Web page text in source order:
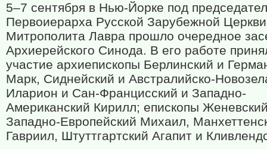
5–7 сентября в Нью-Йорке под
Первоиерарха Русской Зарубежной Церкви
Митрополита Лавра прошло очередное
Архиерейского Синода. В его работе
участие архиепископы Берлинский и
Марк, Сиднейский и Австралийско-
Иларион и Сан-Францисский и Западно-
Американский Кирилл; епископы
Западно-Европейский Михаил,
Гавриил, Штуттгартский Агапит и